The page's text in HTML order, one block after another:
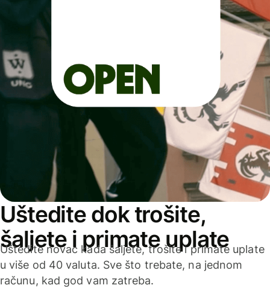
Uštedite dok trošite,
šaljete i primate uplate
Uštedite novac kada šaljete, trošite i primate uplate
u više od 40 valuta. Sve što trebate, na jednom
računu, kad god vam zatreba.